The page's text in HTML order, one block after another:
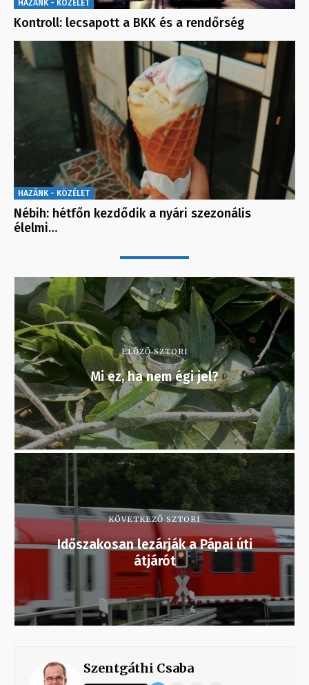
HAZÁNK - KÖZÉLET
Kontroll: lecsapott a BKK és a rendőrség
HAZÁNK - KÖZÉLET
Nébih: hétfőn kezdődik a nyári szezonális
élelmi…
ELŐZŐ SZTORI
Mi ez, ha nem égi jel?
KÖVETKEZŐ SZTORI
Időszakosan lezárják a Pápai úti
átjárót
Szentgáthi Csaba